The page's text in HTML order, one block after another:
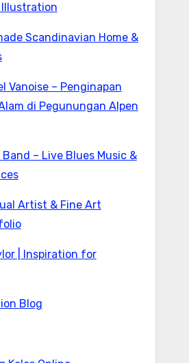
Illustration
Scandinavian Home &
Vanoise – Penginapan
di Pegunungan Alpen
– Live Blues Music &
Artist & Fine Art
| Inspiration for
Blog